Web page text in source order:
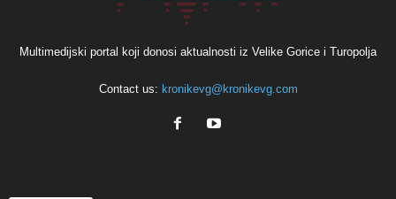
Multimedijski portal koji donosi aktualnosti iz Velike Gorice i Turopolja
Contact us: kronikevg@kronikevg.com